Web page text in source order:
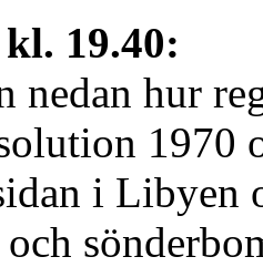
19.40:
nedan hur
1970
i Libyen